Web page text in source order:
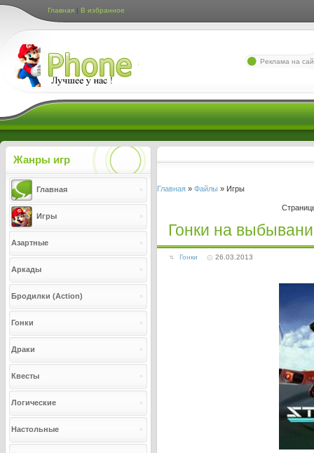
Главная | В избранное
Лучшие игры для
Реклама на
Главная » Файлы » Игры
Гонки на
Гонки 26.03.2013
Жанры игр
Главная
Игры
Азартные
Аркады
Бродилки (Action)
Гонки
Драки
Квесты
Логические
Настольные